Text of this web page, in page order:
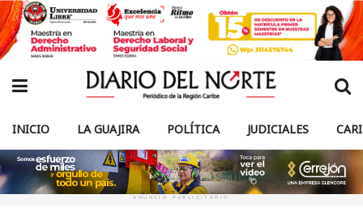
INICIO LA GUAJIRA POLÍTICA JUDICIALES
ANUNCIO PUBLICITARIO